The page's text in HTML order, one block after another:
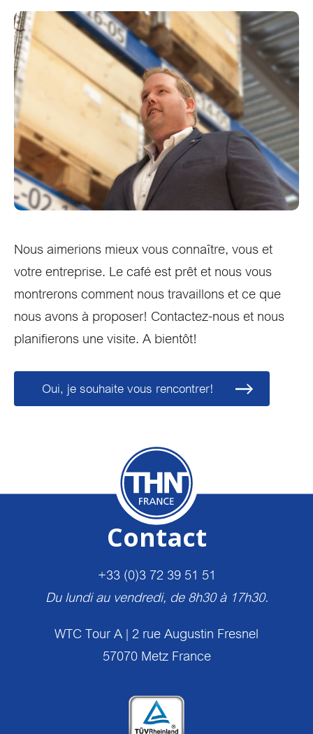
Nous aimerions mieux vous connaître, vous et
votre entreprise. Le café est prêt et nous vous
montrerons comment nous travaillons et ce que
nous avons à proposer! Contactez-nous et nous
planifierons une visite. A bientôt!
Oui, je souhaite vous rencontrer!
Contact
+33 (0)3 72 39 51 51
Du lundi au vendredi, de 8h30 à 17h30.
WTC Tour A | 2 rue Augustin Fresnel
57070 Metz France